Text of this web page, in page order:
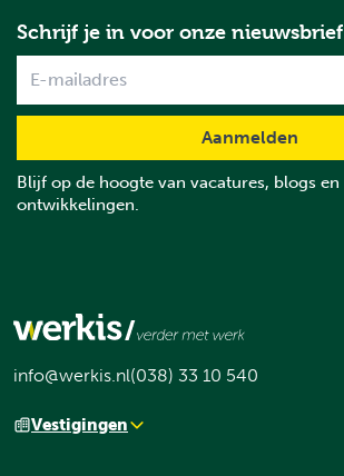
Schrijf je in voor onze nieuwsbrief
Blijf op de hoogte van vacatures, blogs en
ontwikkelingen.
info@werkis.nl(038) 33 10 540
Vestigingen